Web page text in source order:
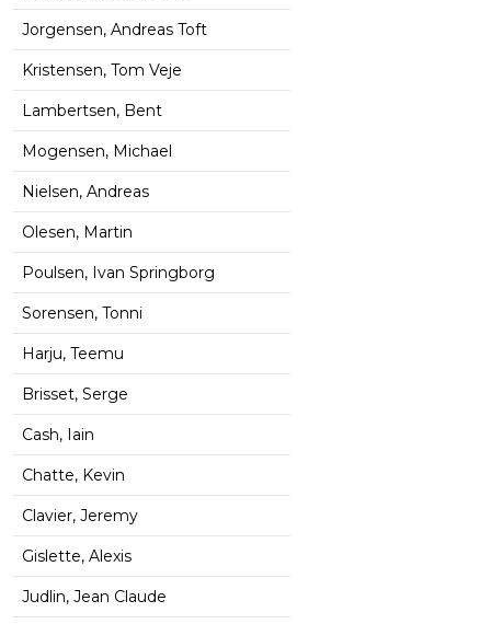
Jorgensen, Andreas Toft
Kristensen, Tom Veje
Lambertsen, Bent
Mogensen, Michael
Nielsen, Andreas
Olesen, Martin
Poulsen, Ivan Springborg
Sorensen, Tonni
Harju, Teemu
Brisset, Serge
Cash, Iain
Chatte, Kevin
Clavier, Jeremy
Gislette, Alexis
Judlin, Jean Claude